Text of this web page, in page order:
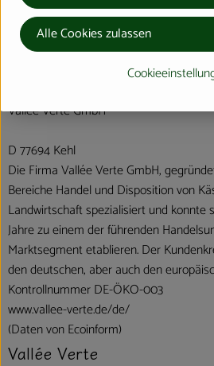
Österreich
Vallée Verte GmbH
D 77694 Kehl
Die Firma Vallée Verte GmbH,
Bereiche Handel und Disposition von
Landwirtschaft spezialisiert und konnte
Jahre zu einem der führenden
Marktsegment etablieren. Der
den deutschen, aber auch den
Kontrollnummer DE-ÖKO-003
www.vallee-verte.de/de/
(Daten von Ecoinform)
Vallée Verte
Alle Cookies zulassen